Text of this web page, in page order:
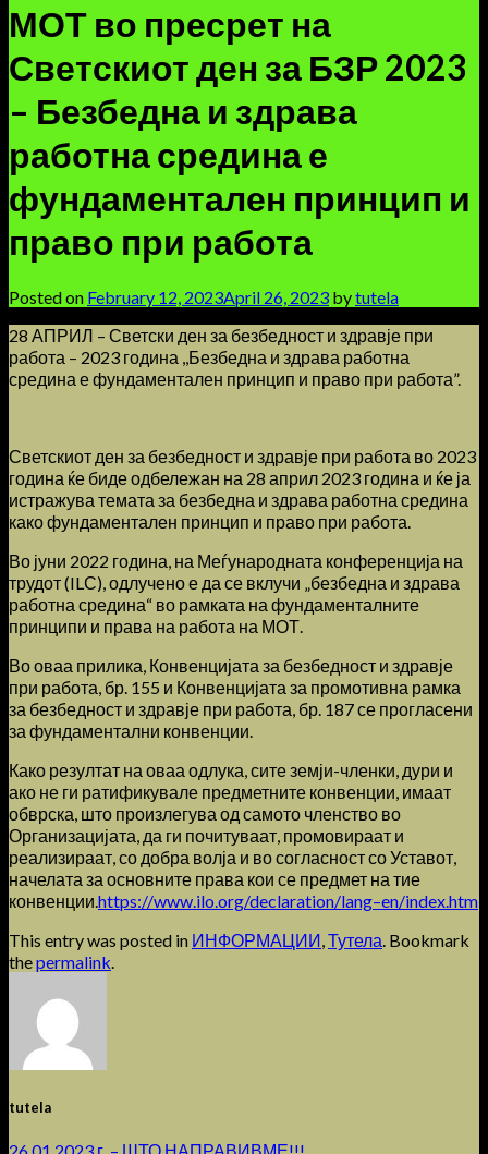
МОТ во пресрет на
Светскиот ден за БЗР 2023
– Безбедна и здрава
работна средина е
фундаментален принцип и
право при работа
Posted on February 12, 2023April 26, 2023 bytutela
28 АПРИЛ – Светски ден за безбедност и здравје при
работа – 2023 година ,,Безбедна и здрава работна
средина е фундаментален принцип и право при работа”.
Светскиот ден за безбедност и здравје при работа во 2023
година ќе биде одбележан на 28 април 2023 година и ќе ја
истражува темата за безбедна и здрава работна средина
како фундаментален принцип и право при работа.
Во јуни 2022 година, на Меѓународната конференција на
трудот (ILС), одлучено е да се вклучи „безбедна и здрава
работна средина“ во рамката на фундаменталните
принципи и права на работа на МОТ.
Во оваа прилика, Конвенцијата за безбедност и здравје
при работа, бр. 155 и Конвенцијата за промотивна рамка
за безбедност и здравје при работа, бр. 187 се прогласени
за фундаментални конвенции.
Како резултат на оваа одлука, сите земји-членки, дури и
ако не ги ратификувале предметните конвенции, имаат
обврска, што произлегува од самото членство во
Организацијата, да ги почитуваат, промовираат и
реализираат, со добра волја и во согласност со Уставот,
начелата за основните права кои се предмет на тие
конвенции.https://www.ilo.org/declaration/lang–en/index.htm
This entry was posted in ИНФОРМАЦИИ,Тутела. Bookmark
thepermalink.
tutela